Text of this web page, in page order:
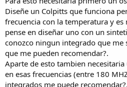
Diseñe un Colpitts que funciona
frecuencia con la temperatura y
pense en diseñar uno con un
conozco ningun integrado que me
que me pueden recomendar?.
Aparte de esto tambien
en esas frecuencias (entre 180
integrados me puede recomendar?.